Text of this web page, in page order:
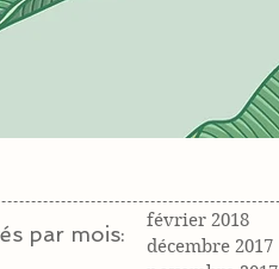
par mois:
février 2018
décembre 2017